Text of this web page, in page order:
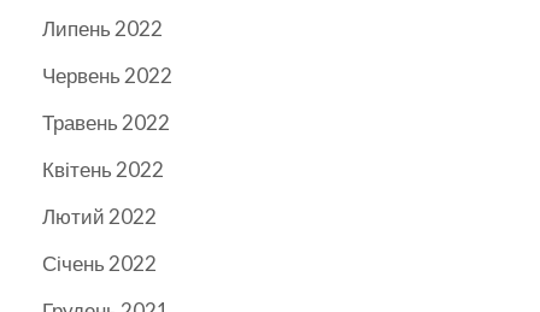
Липень 2022
Червень 2022
Травень 2022
Квітень 2022
Лютий 2022
Січень 2022